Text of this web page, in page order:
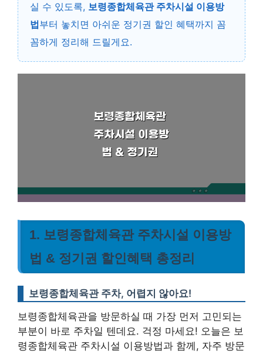
실 수 있도록, 보령종합체육관 주차시설 이용방
법부터 놓치면 아쉬운 정기권 할인 혜택까지 꼼
꼼하게 정리해 드릴게요.
1. 보령종합체육관 주차시설 이용방
법 & 정기권 할인혜택 총정리
보령종합체육관 주차, 어렵지 않아요!
보령종합체육관을 방문하실 때 가장 먼저 고민되는
부분이 바로 주차일 텐데요. 걱정 마세요! 오늘은 보
령종합체육관 주차시설 이용방법과 함께, 자주 방문